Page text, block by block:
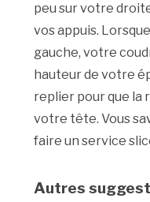
peu sur votre
vos appuis.
gauche, votre
hauteur de votre
replier pour que la
votre tête. Vous
faire un service
Autres